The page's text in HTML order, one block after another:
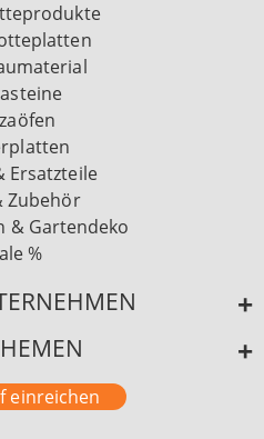
Ersatzteile
Zubehör
& Gartendeko
%
einreichen